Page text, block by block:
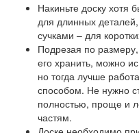
Накиньте доску хотя
для длинных
сучками – для
Подрезая по
его хранить, можно
но тогда лучше
способом. Не нужно
полностью, проще и
частям.